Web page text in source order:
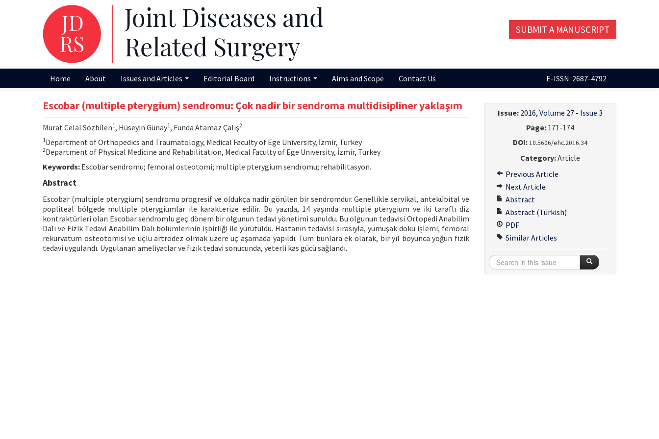
SUBMIT A MANUSCRIPT
Home About Issues and Articles Editorial Board Instructions Aims and Scope Contact Us E-ISSN: 2687-4792
Escobar (multiple pterygium) sendromu: Çok nadir bir sendroma multidisipliner yaklaşım
Murat Celal Sözbilen1, Hüseyin Günay1, Funda Atamaz Çalış2
1Department of Orthopedics and Traumatology, Medical Faculty of Ege University, İzmir, Turkey
2Department of Physical Medicine and Rehabilitation, Medical Faculty of Ege University, İzmir, Turkey
Keywords: Escobar sendromu; femoral osteotomi; multiple pterygium sendromu; rehabilitasyon.
Abstract
Escobar (multiple pterygium) sendromu progresif ve oldukça nadir görülen bir sendromdur. Genellikle servikal, antekübital ve
popliteal bölgede multiple pterygiumlar ile karakterize edilir. Bu yazıda, 14 yaşında multiple pterygium ve iki taraflı diz
kontraktürleri olan Escobar sendromlu geç dönem bir olgunun tedavi yönetimi sunuldu. Bu olgunun tedavisi Ortopedi Anabilim
Dalı ve Fizik Tedavi Anabilim Dalı bölümlerinin işbirliği ile yürütüldü. Hastanın tedavisi sırasıyla, yumuşak doku işlemi, femoral
rekurvatum osteotomisi ve üçlü artrodez olmak üzere üç aşamada yapıldı. Tüm bunlara ek olarak, bir yıl boyunca yoğun fizik
tedavi uygulandı. Uygulanan ameliyatlar ve fizik tedavi sonucunda, yeterli kas gücü sağlandı.
Issue: 2016, Volume 27 - Issue 3
Page: 171-174
DOI:10.5606/ehc.2016.34
Category:Article
Previous Article
Next Article
Abstract
Abstract (Turkish)
PDF
Similar Articles